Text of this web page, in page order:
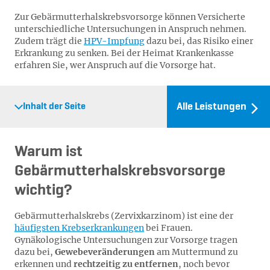
Zur Gebärmutterhalskrebsvorsorge können Versicherte
unterschiedliche Untersuchungen in Anspruch nehmen.
Zudem trägt die HPV-Impfungdazu bei, das Risiko einer
Erkrankung zu senken. Bei der Heimat Krankenkasse
erfahren Sie, wer Anspruch auf die Vorsorge hat.
Inhalt der Seite Alle Leistungen
Warum ist
Gebärmutterhalskrebsvorsorge
wichtig?
Gebärmutterhalskrebs (Zervixkarzinom) ist eine der
häufigsten Krebserkrankungenbei Frauen.
Gynäkologische Untersuchungen zur Vorsorge tragen
dazu bei, Gewebeveränderungenam Muttermund zu
erkennen und rechtzeitig zu entfernen, noch bevor